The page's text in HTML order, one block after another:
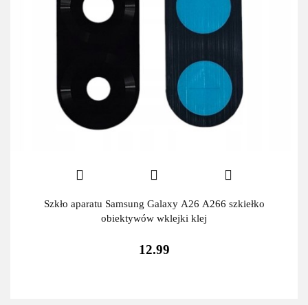
Szkło aparatu Samsung Galaxy A26 A266 szkiełko
obiektywów wklejki klej
12.99